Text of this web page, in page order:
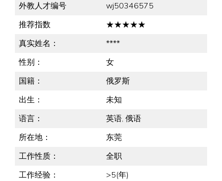
外教人才编号
wj50346575
推荐指数
★★★★★
真实姓名：
****
性别：
女
国籍：
俄罗斯
出生：
未知
语言：
英语, 俄语
所在地：
东莞
工作性质：
全职
工作经验：
>5(年)